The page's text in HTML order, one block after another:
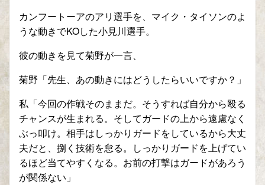
カンフートーアのアリ選手を、マイク・タイソンのよ
うな動きでKOした小見川選手。
彼の動きを見て菊野が一言、
菊野「先生、あの動きにはどうしたらいいですか？」
私「今回の作戦そのままだ。そうすれば自分から殴る
チャンスが生まれる。そしてガードの上から遠慮なく
ぶっ叩け。相手はしっかりガードをしているから大丈
夫だと、捌く技術を怠る。しっかりガードを上げてい
るほど当てやすくなる。お前の打撃はガードがあろう
が関係ない」